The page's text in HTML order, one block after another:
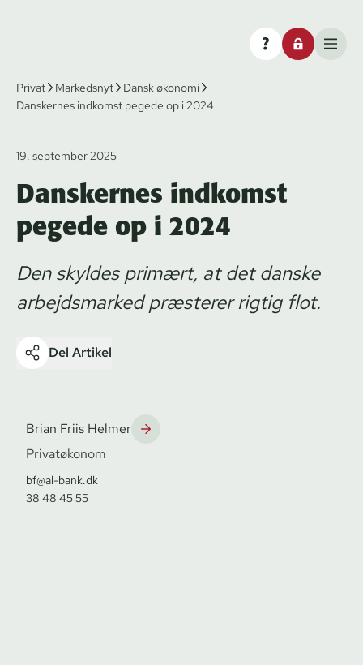
Privat Markedsnyt
Dansk økonomi
Danskernes indkomst pegede op i 2024
19. september 2025
Danskernes indkomst
pegede op i 2024
Den skyldes primært, at det danske
arbejdsmarked præsterer rigtig flot.
Del Artikel
Brian Friis Helmer
Privatøkonom
bf@al-bank.dk
38 48 45 55